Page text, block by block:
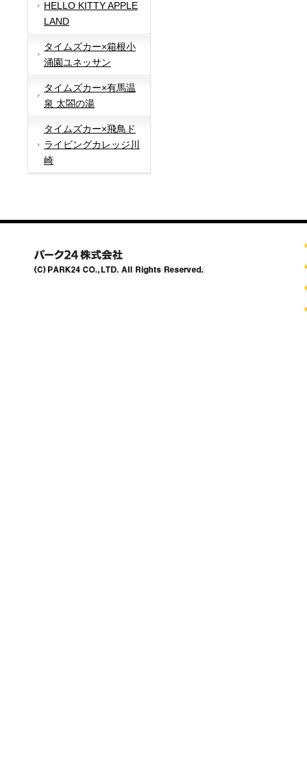
HELLO KITTY APPLE
LAND
タイムズカー×箱根小
涌園ユネッサン
タイムズカー×有馬温
泉 太閤の湯
タイムズカー×飛鳥ド
ライビングカレッジ川
崎